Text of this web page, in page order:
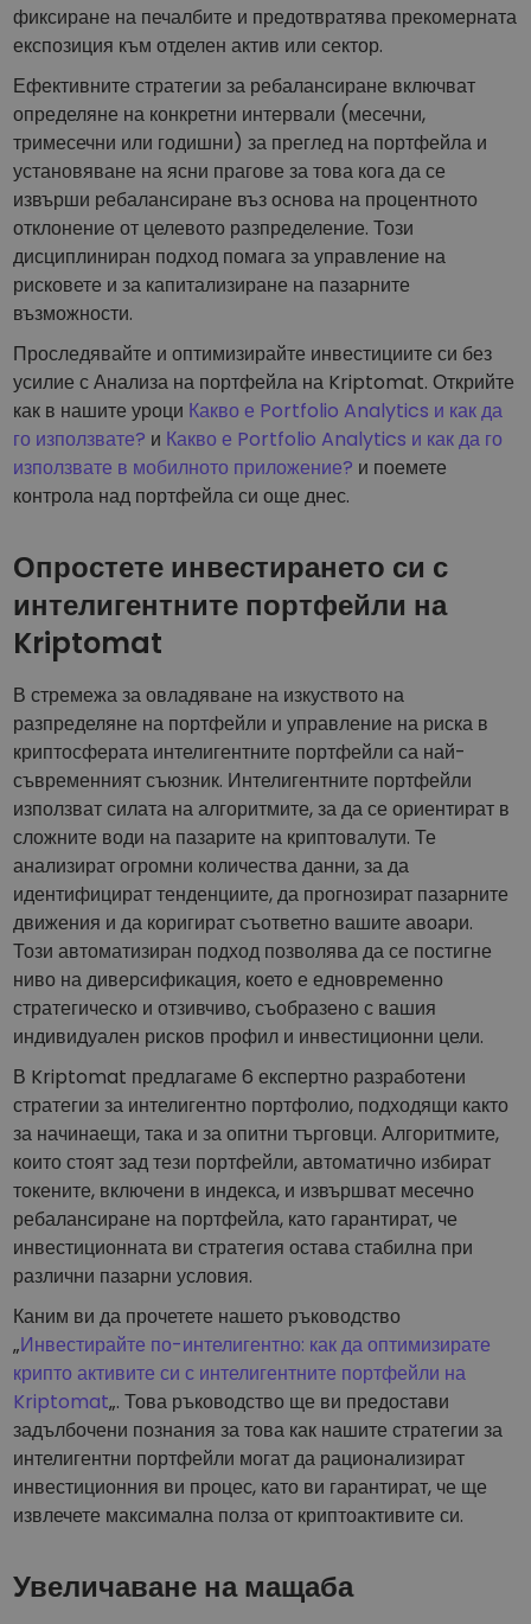
фиксиране на печалбите и предотвратява прекомерната
експозиция към отделен актив или сектор.
Ефективните стратегии за ребалансиране включват
определяне на конкретни интервали (месечни,
тримесечни или годишни) за преглед на портфейла и
установяване на ясни прагове за това кога да се
извърши ребалансиране въз основа на процентното
отклонение от целевото разпределение. Този
дисциплиниран подход помага за управление на
рисковете и за капитализиране на пазарните
възможности.
Проследявайте и оптимизирайте инвестициите си без
усилие с Анализа на портфейла на Kriptomat. Открийте
как в нашите уроци Какво е Portfolio Analytics и как да
го използвате? и Какво е Portfolio Analytics и как да го
използвате в мобилното приложение? и поемете
контрола над портфейла си още днес.
Опростете инвестирането си с
интелигентните портфейли на
Kriptomat
В стремежа за овладяване на изкуството на
разпределяне на портфейли и управление на риска в
криптосферата интелигентните портфейли са най-
съвременният съюзник. Интелигентните портфейли
използват силата на алгоритмите, за да се ориентират в
сложните води на пазарите на криптовалути. Те
анализират огромни количества данни, за да
идентифицират тенденциите, да прогнозират пазарните
движения и да коригират съответно вашите авоари.
Този автоматизиран подход позволява да се постигне
ниво на диверсификация, което е едновременно
стратегическо и отзивчиво, съобразено с вашия
индивидуален рисков профил и инвестиционни цели.
В Kriptomat предлагаме 6 експертно разработени
стратегии за интелигентно портфолио, подходящи както
за начинаещи, така и за опитни търговци. Алгоритмите,
които стоят зад тези портфейли, автоматично избират
токените, включени в индекса, и извършват месечно
ребалансиране на портфейла, като гарантират, че
инвестиционната ви стратегия остава стабилна при
различни пазарни условия.
Каним ви да прочетете нашето ръководство
„Инвестирайте по-интелигентно: как да оптимизирате
крипто активите си с интелигентните портфейли на
Kriptomat„. Това ръководство ще ви предостави
задълбочени познания за това как нашите стратегии за
интелигентни портфейли могат да рационализират
инвестиционния ви процес, като ви гарантират, че ще
извлечете максимална полза от криптоактивите си.
Увеличаване на мащаба